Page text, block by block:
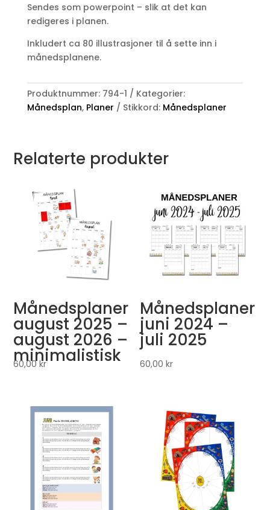
Sendes som powerpoint – slik at det kan
redigeres i planen.
Inkludert ca 80 illustrasjoner til å sette inn i
månedsplanene.
Produktnummer: 794-1
Kategorier:
Månedsplan, Planer Stikkord: Månedsplaner
Relaterte produkter
Månedsplaner
august 2025 –
august 2026 –
minimalistisk
60,00kr
Månedsplaner
juni 2024 –
juli 2025
60,00kr